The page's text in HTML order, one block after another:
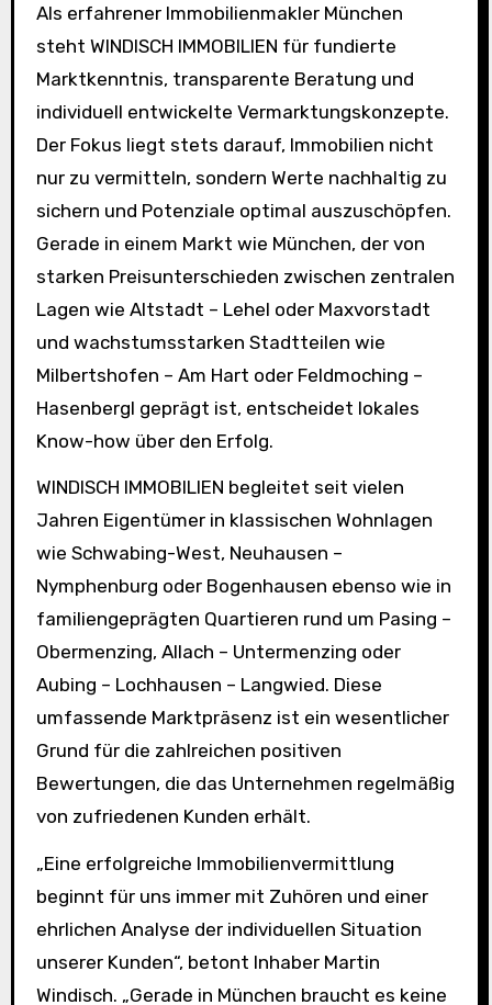
Als erfahrener Immobilienmakler München
steht WINDISCH IMMOBILIEN für fundierte
Marktkenntnis, transparente Beratung und
individuell entwickelte Vermarktungskonzepte.
Der Fokus liegt stets darauf, Immobilien nicht
nur zu vermitteln, sondern Werte nachhaltig zu
sichern und Potenziale optimal auszuschöpfen.
Gerade in einem Markt wie München, der von
starken Preisunterschieden zwischen zentralen
Lagen wie Altstadt – Lehel oder Maxvorstadt
und wachstumsstarken Stadtteilen wie
Milbertshofen – Am Hart oder Feldmoching –
Hasenbergl geprägt ist, entscheidet lokales
Know-how über den Erfolg.
WINDISCH IMMOBILIEN begleitet seit vielen
Jahren Eigentümer in klassischen Wohnlagen
wie Schwabing-West, Neuhausen –
Nymphenburg oder Bogenhausen ebenso wie in
familiengeprägten Quartieren rund um Pasing –
Obermenzing, Allach – Untermenzing oder
Aubing – Lochhausen – Langwied. Diese
umfassende Marktpräsenz ist ein wesentlicher
Grund für die zahlreichen positiven
Bewertungen, die das Unternehmen regelmäßig
von zufriedenen Kunden erhält.
„Eine erfolgreiche Immobilienvermittlung
beginnt für uns immer mit Zuhören und einer
ehrlichen Analyse der individuellen Situation
unserer Kunden“, betont Inhaber Martin
Windisch. „Gerade in München braucht es keine